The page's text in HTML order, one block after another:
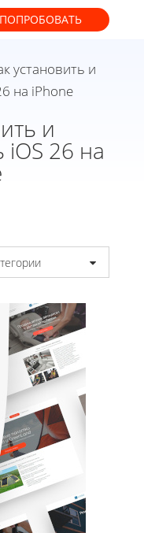
ПОПРОБОВАТЬ
установить и
на iPhone
и
26 на